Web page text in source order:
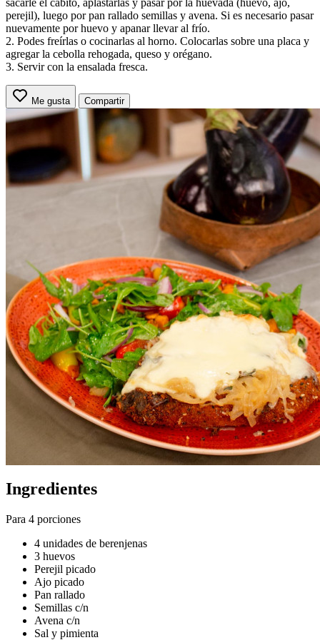
perejil), luego por pan rallado semillas y avena. Si es necesario pasar
nuevamente por huevo y apanar llevar al frío.
2. Podes freírlas o cocinarlas al horno. Colocarlas sobre una placa y
agregar la cebolla rehogada, queso y orégano.
3. Servir con la ensalada fresca.
Me gusta Compartir
Ingredientes
Para 4 porciones
4 unidades de berenjenas
3 huevos
Perejil picado
Ajo picado
Pan rallado
Semillas c/n
Avena c/n
Sal y pimienta